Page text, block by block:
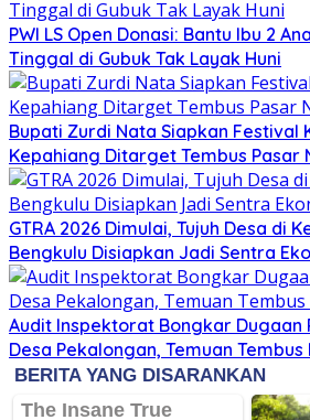
PWI LS Open Donasi: Bantu Ibu 2
Tinggal di Gubuk Tak Layak Huni
Bupati Zurdi Nata Siapkan Festival
Kepahiang Ditarget Tembus Pasar
GTRA 2026 Dimulai, Tujuh Desa di
Bengkulu Disiapkan Jadi Sentra
Audit Inspektorat Bongkar Dugaan
Desa Pekalongan, Temuan Tembus